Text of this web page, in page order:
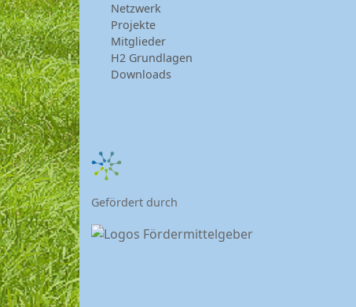
Netzwerk
Projekte
Mitglieder
H2 Grundlagen
Downloads
Gefördert durch